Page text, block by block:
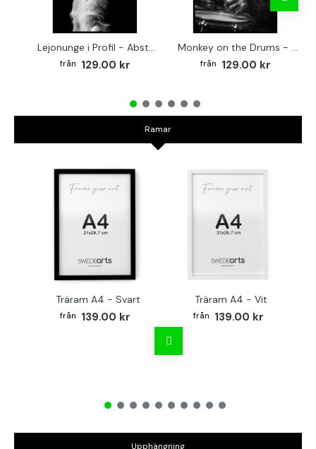
Lejonunge i Profil - Abstrakt poster i svartvitt
129.00 kr
Monkey on the Drums - Trendig poster
129.00 kr
Ramar
Träram A4 - Svart
139.00 kr
Träram A4 - Vit
139.00 kr
Upphängning